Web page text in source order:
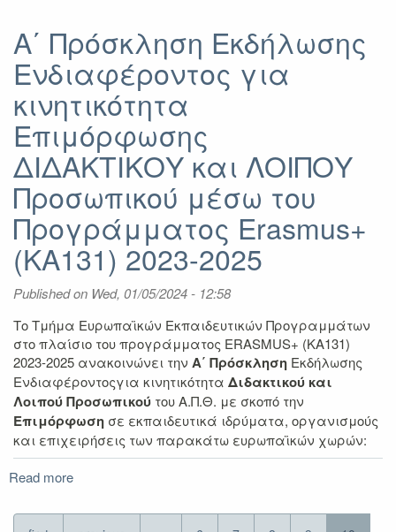
για
κινητικότητες
προσωπικού
Erasmus+
Α΄ Πρόσκληση Εκδήλωσης
Ενδιαφέροντος για
κινητικότητα
Επιμόρφωσης
ΔΙΔΑΚΤΙΚΟΥ και ΛΟΙΠΟΥ
Προσωπικού μέσω του
Προγράμματος Erasmus+
(KA131) 2023-2025
Published on Wed, 01/05/2024 - 12:58
Το Τμήμα Ευρωπαϊκών Εκπαιδευτικών Προγραμμάτων
στο πλαίσιο του προγράμματος ERASMUS+ (KA131)
2023-2025 ανακοινώνει την Α΄ Πρόσκληση Εκδήλωσης
Ενδιαφέροντοςγια κινητικότητα Διδακτικού και
Λοιπού Προσωπικού του Α.Π.Θ. με σκοπό την
Επιμόρφωση σε εκπαιδευτικά ιδρύματα, οργανισμούς
και επιχειρήσεις των παρακάτω ευρωπαϊκών χωρών:
Read more
Πρόσκληση